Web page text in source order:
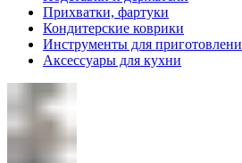
Прихватки, фартуки
Кондитерские коврики
Инструменты для
Аксессуары для кухни